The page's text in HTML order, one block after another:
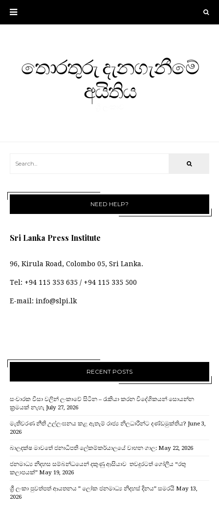
තොරතුරු දැනගැනීමේ
අයිතිය
NEED HELP?
Sri Lanka Press Institute
96, Kirula Road, Colombo 05, Sri Lanka.
Tel: +94 115 353 635 / +94 115 335 500
E-mail: info@slpi.lk
RECENT POSTS
සංචාරක වීසා වලින් ලංකාවේ සිටින – රැකියා කරන විදේශිකයන් සොයන්න
ක්‍රමයක් නැහැ July 27, 2026
මැතිවරණ නීති උල්ලංඝනය කළ ඇතැම් රාජ්‍ය නිලධාරීන්ට දණ්ඩමුක්තිය? June 3,
2026
බාලදක්ෂ මාවතේ ජනාධිපති ලේකම්කර්යාලයේ වාහන ගාල: May 22, 2026
ජනමාධ්‍ය නිදහස සම්බන්ධයෙන් දකුණු ආසියාව තවදුරටත් ගෝලීය “රතු
කලාපයක්” May 19, 2026
ශ්‍රී ලංකා පුවත්පත් ආයතනය ” ලෝක ජනමාධ්‍ය නිදහස් දිනය” සමරයි May 13,
2026